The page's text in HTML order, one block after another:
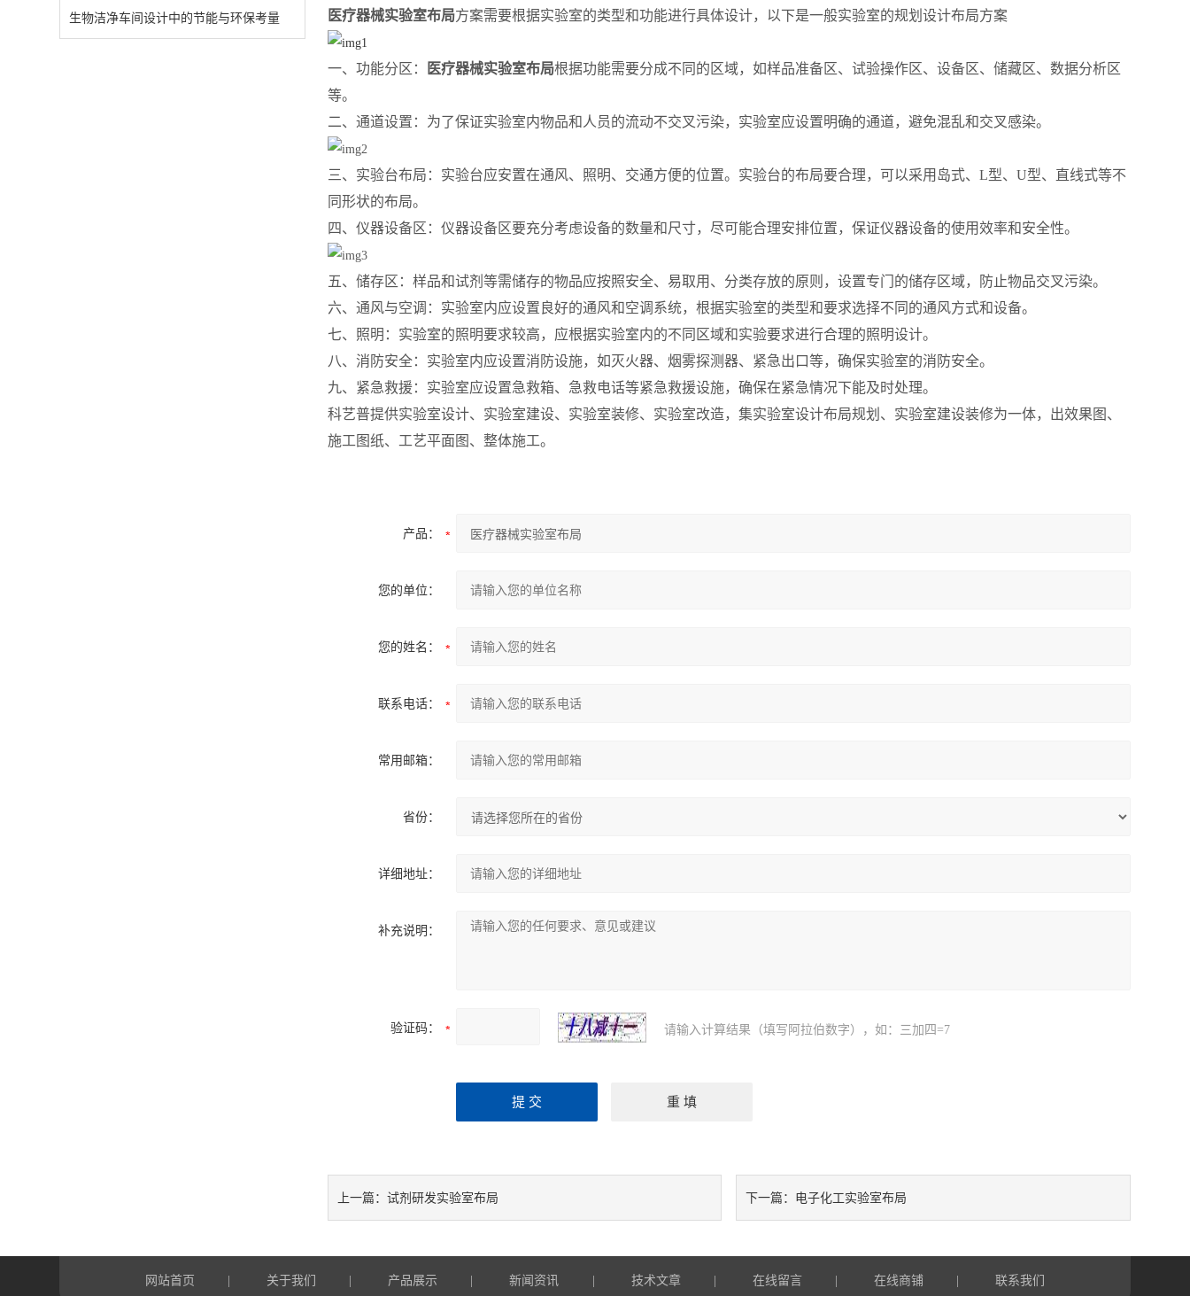
生物洁净车间设计中的节能与环保考量 医疗器械实验室布局方案需要根据实验室的类型和功能进行具体设计，以下是一般实验室的规划设计布局方案
一、功能分区： 医疗器械实验室布局根据功能需要分成不同的区域，如样品准备区、试验操作区、设备区、储藏区、数据分析区
等。
二、通道设置：为了保证实验室内物品和人员的流动不交叉污染，实验室应设置明确的通道，避免混乱和交叉感染。
三、实验台布局：实验台应安置在通风、照明、交通方便的位置。实验台的布局要合理，可以采用岛式、L型、U型、直线式等不
同形状的布局。
四、仪器设备区：仪器设备区要充分考虑设备的数量和尺寸，尽可能合理安排位置，保证仪器设备的使用效率和安全性。
五、储存区：样品和试剂等需储存的物品应按照安全、易取用、分类存放的原则，设置专门的储存区域，防止物品交叉污染。
六、通风与空调：实验室内应设置良好的通风和空调系统，根据实验室的类型和要求选择不同的通风方式和设备。
七、照明：实验室的照明要求较高，应根据实验室内的不同区域和实验要求进行合理的照明设计。
八、消防安全：实验室内应设置消防设施，如灭火器、烟雾探测器、紧急出口等，确保实验室的消防安全。
九、紧急救援：实验室应设置急救箱、急救电话等紧急救援设施，确保在紧急情况下能及时处理。
科艺普提供实验室设计、实验室建设、实验室装修、实验室改造，集实验室设计布局规划、实验室建设装修为一体，出效果图、
施工图纸、工艺平面图、整体施工。
产品：
您的单位：
您的姓名：
联系电话：
常用邮箱：
省份：
详细地址：
补充说明：
验证码： 请输入计算结果（填写阿拉伯数字），如：三加四=7
上一篇： 试剂研发实验室布局 下一篇： 电子化工实验室布局
网站首页 关于我们 产品展示 新闻资讯 技术文章 在线留言 在线商铺 联系我们